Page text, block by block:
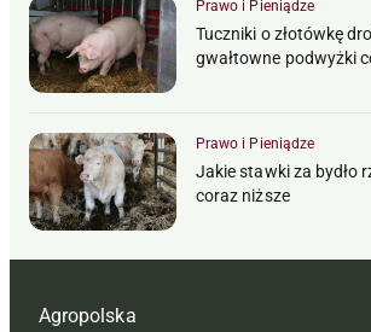
Prawo i Pieniądze
Tuczniki o złotówkę
gwałtowne podwyżki
Prawo i Pieniądze
Jakie stawki za bydło
coraz niższe
Agropolska